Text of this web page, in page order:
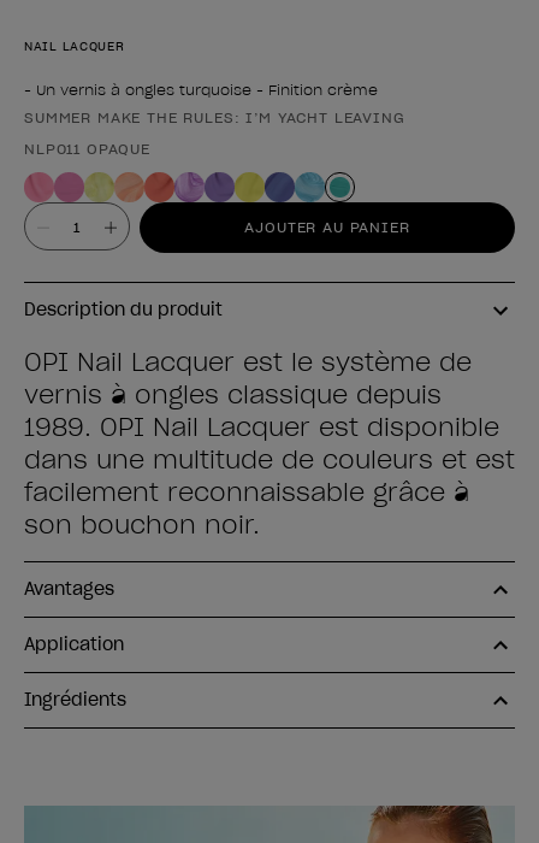
NAIL LACQUER
- Un vernis à ongles turquoise - Finition crème
Forme du produit
SUMMER MAKE THE RULES: I’M YACHT LEAVING
NLP011 OPAQUE
Valeur AJOUTER AU PANIER
Description du produit
OPI Nail Lacquer est le système de
vernis à ongles classique depuis
1989. OPI Nail Lacquer est disponible
dans une multitude de couleurs et est
facilement reconnaissable grâce à
son bouchon noir.
Avantages
Application
Ingrédients